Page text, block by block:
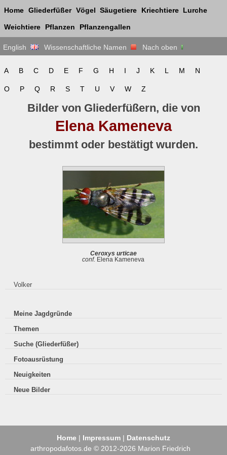
Home Gliederfüßer Vögel Säugetiere Kriechtiere Lurche
Weichtiere Pflanzen Pflanzengallen
English Wissenschaftliche Namen Nach oben
A B C D E F G H I J K L M N
O P Q R S T U V W Z
Bilder von Gliederfüßern, die von
Elena Kameneva
bestimmt oder bestätigt wurden.
Ceroxys urticae
conf. Elena Kameneva
Volker
Meine Jagdgründe
Themen
Suche (Gliederfüßer)
Fotoausrüstung
Neuigkeiten
Neue Bilder
Home | Impressum | Datenschutz
arthropodafotos.de © 2012-2026 Marion Friedrich